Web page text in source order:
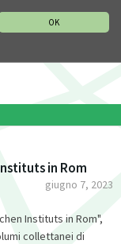
OK
in Rom
giugno 7, 2023
Instituts in Rom",
collettanei di